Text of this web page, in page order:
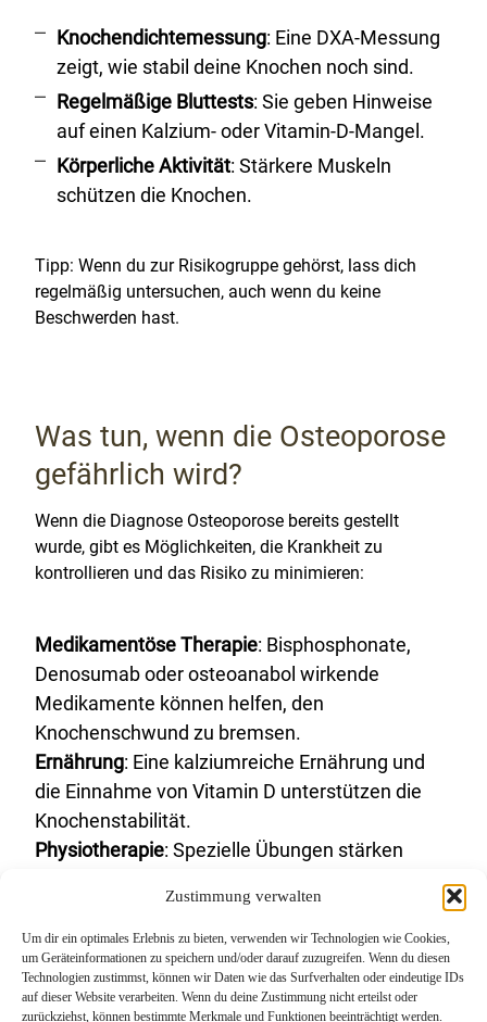
Zustimmung verwalten
Um dir ein optimales Erlebnis zu bieten, verwenden wir Technologien wie Cookies,
um Geräteinformationen zu speichern und/oder darauf zuzugreifen. Wenn du diesen
Technologien zustimmst, können wir Daten wie das Surfverhalten oder eindeutige IDs
auf dieser Website verarbeiten. Wenn du deine Zustimmung nicht erteilst oder
zurückziehst, können bestimmte Merkmale und Funktionen beeinträchtigt werden.
Knochendichtemessung: Eine DXA-Messung
zeigt, wie stabil deine Knochen noch sind.
Regelmäßige Bluttests: Sie geben Hinweise
auf einen Kalzium- oder Vitamin-D-Mangel.
Körperliche Aktivität: Stärkere Muskeln
schützen die Knochen.
Tipp: Wenn du zur Risikogruppe gehörst, lass dich
regelmäßig untersuchen, auch wenn du keine
Beschwerden hast.
Was tun, wenn die Osteoporose
gefährlich wird?
Wenn die Diagnose Osteoporose bereits gestellt
wurde, gibt es Möglichkeiten, die Krankheit zu
kontrollieren und das Risiko zu minimieren:
Medikamentöse Therapie: Bisphosphonate,
Denosumab oder osteoanabol wirkende
Medikamente können helfen, den
Knochenschwund zu bremsen.
Ernährung: Eine kalziumreiche Ernährung und
die Einnahme von Vitamin D unterstützen die
Knochenstabilität.
Physiotherapie: Spezielle Übungen stärken